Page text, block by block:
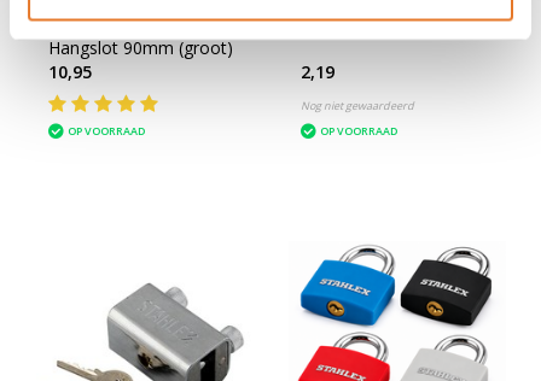
Stahlex Discus
Hangslot 90mm (groot)
10,95
OP VOORRAAD
Cijferslot 20mm Zwart
2,19
Nog niet gewaardeerd
OP VOORRAAD